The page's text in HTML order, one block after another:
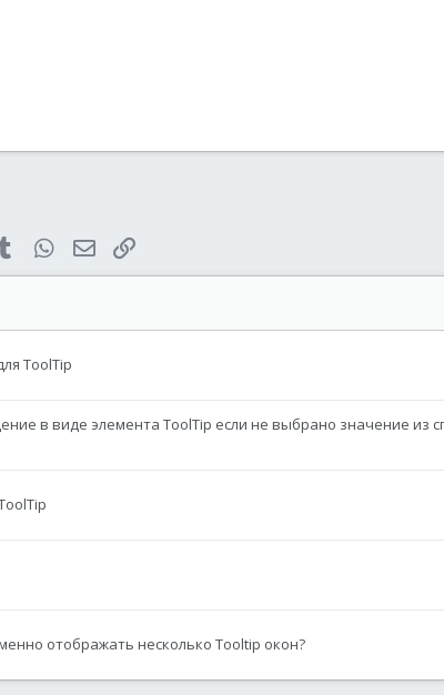
Tumblr WhatsAppЭлектронная почта
ToolTip
в виде элемента ToolTip если не выбрано значение из
отображать несколько Tooltip окон?